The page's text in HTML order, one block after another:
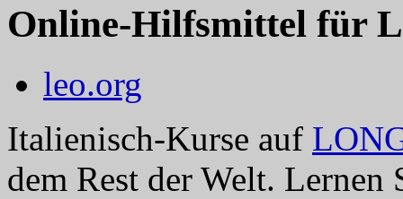
Online-Hilfsmittel für
leo.org
Italienisch-Kurse auf
dem Rest der Welt.